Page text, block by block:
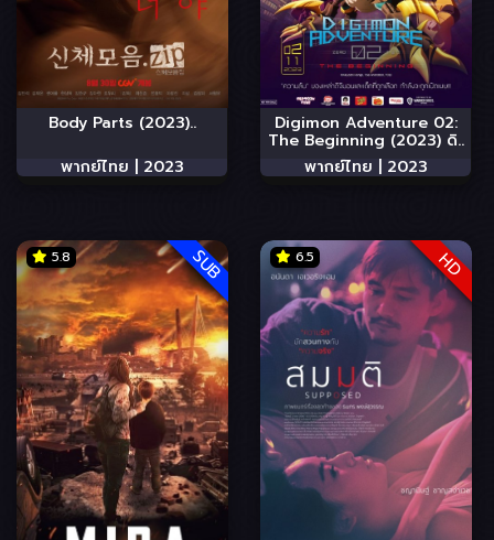
Body Parts (2023)..
พากย์ไทย | 2023
Digimon Adventure 02:
The Beginning (2023) ดิ..
พากย์ไทย | 2023
SUB
5.8 HD
6.5